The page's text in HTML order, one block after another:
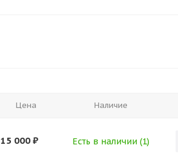
Цена Наличие
15 000 ₽ Есть в наличии (1)